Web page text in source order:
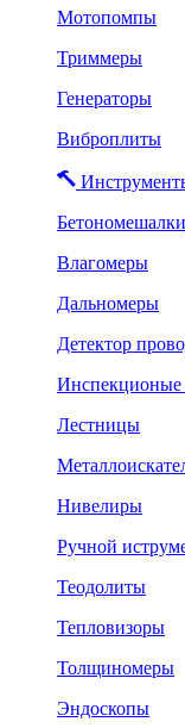
Мотопомпы
Триммеры
Генераторы
Виброплиты
Бетономешалки
Влагомеры
Дальномеры
Детектор
Инспекционые
Лестницы
Нивелиры
Ручной
Теодолиты
Тепловизоры
Толщиномеры
Эндоскопы